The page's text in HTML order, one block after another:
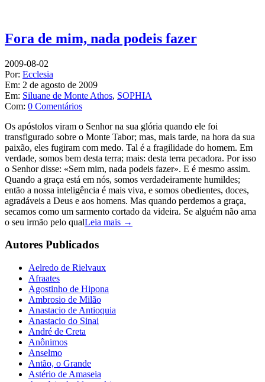
Fora de mim, nada podeis fazer
2009-08-02
Por: Ecclesia
Em: 2 de agosto de 2009
Em: Siluane de Monte Athos, SOPHIA
Com: 0 Comentários
Os apóstolos viram o Senhor na sua glória quando ele foi
transfigurado sobre o Monte Tabor; mas, mais tarde, na hora da sua
paixão, eles fugiram com medo. Tal é a fragilidade do homem. Em
verdade, somos bem desta terra; mais: desta terra pecadora. Por isso
o Senhor disse: «Sem mim, nada podeis fazer». E é mesmo assim.
Quando a graça está em nós, somos verdadeiramente humildes;
então a nossa inteligência é mais viva, e somos obedientes, doces,
agradáveis a Deus e aos homens. Mas quando perdemos a graça,
secamos como um sarmento cortado da videira. Se alguém não ama
o seu irmão pelo qualLeia mais →
Autores Publicados
Aelredo de Rielvaux
Afraates
Agostinho de Hipona
Ambrosio de Milão
Anastacio de Antioquia
Anastacio do Sinai
André de Creta
Anônimos
Anselmo
Antão, o Grande
Astério de Amaseia